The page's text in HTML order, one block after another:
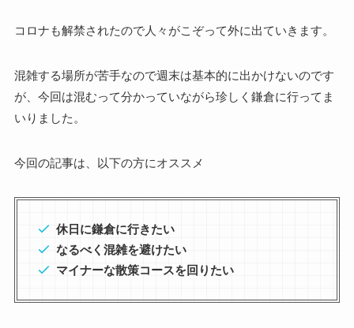
コロナも解禁されたので人々がこぞって外に出ていきます。
混雑する場所が苦手なので週末は基本的に出かけないのです
が、今回は混むって分かっていながら珍しく鎌倉に行ってま
いりました。
今回の記事は、以下の方にオススメ
休日に鎌倉に行きたい
なるべく混雑を避けたい
マイナーな散策コースを回りたい